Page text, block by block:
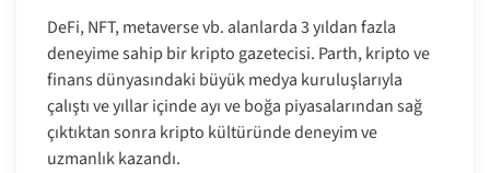
DeFi, NFT, metaverse vb. alanlarda 3 yıldan fazla
deneyime sahip bir kripto gazetecisi. Parth, kripto ve
finans dünyasındaki büyük medya kuruluşlarıyla
çalıştı ve yıllar içinde ayı ve boğa piyasalarından sağ
çıktıktan sonra kripto kültüründe deneyim ve
uzmanlık kazandı.